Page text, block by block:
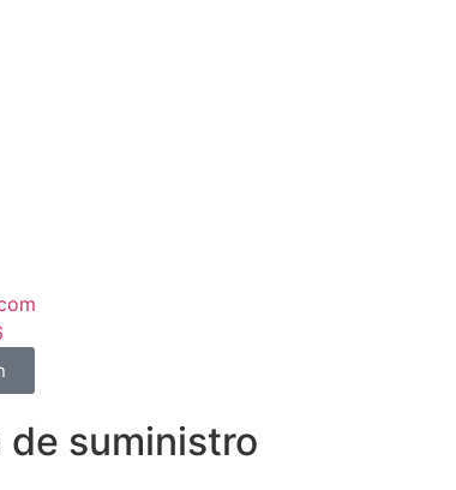
de suministro